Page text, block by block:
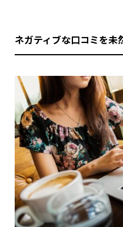
ネガティブな口コミを未